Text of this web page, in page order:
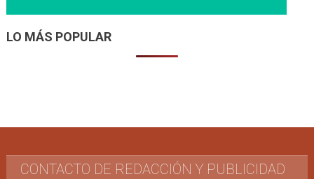
LO MÁS POPULAR
CONTACTO DE REDACCIÓN Y PUBLICIDAD